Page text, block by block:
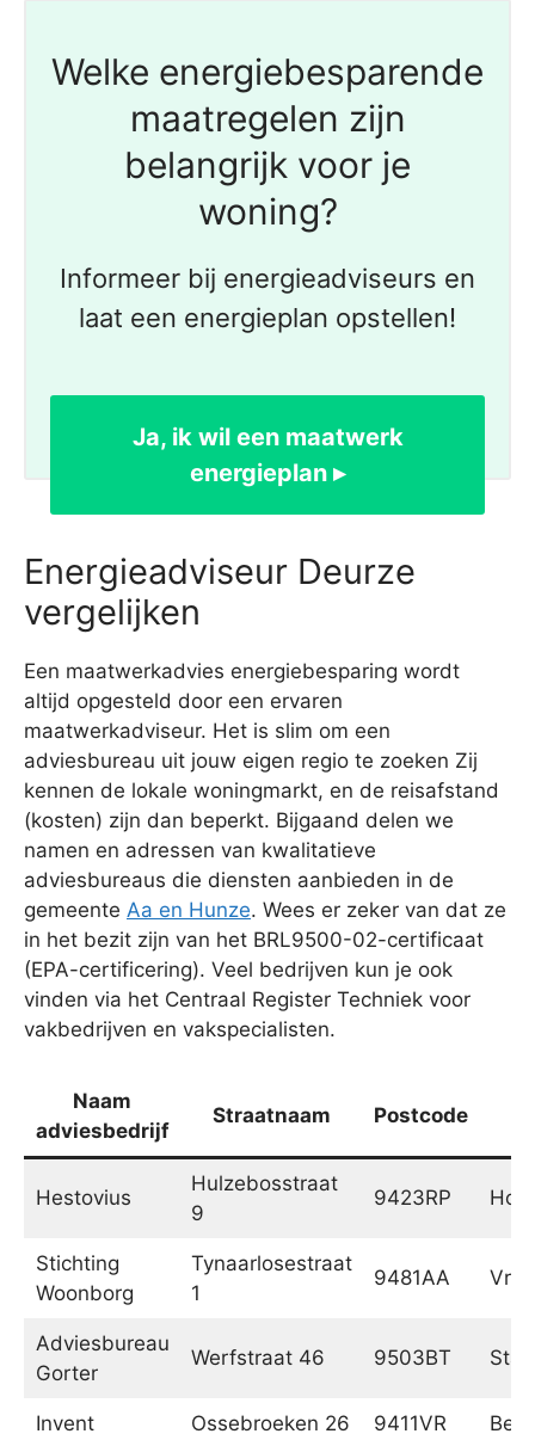
Welke energiebesparende
maatregelen zijn
belangrijk voor je
woning?
Informeer bij energieadviseurs en
laat een energieplan opstellen!
Ja, ik wil een maatwerk
energieplan ▸
Energieadviseur Deurze
vergelijken
Een maatwerkadvies energiebesparing wordt
altijd opgesteld door een ervaren
maatwerkadviseur. Het is slim om een
adviesbureau uit jouw eigen regio te zoeken Zij
kennen de lokale woningmarkt, en de reisafstand
(kosten) zijn dan beperkt. Bijgaand delen we
namen en adressen van kwalitatieve
adviesbureaus die diensten aanbieden in de
gemeente Aa en Hunze. Wees er zeker van dat ze
in het bezit zijn van het BRL9500-02-certificaat
(EPA-certificering). Veel bedrijven kun je ook
vinden via het Centraal Register Techniek voor
vakbedrijven en vakspecialisten.
Naam
adviesbedrijf
Straatnaam Postcode
Hestovius
Hulzebosstraat
9
9423RP
Stichting
Woonborg
Tynaarlosestraat
1
9481AA
Adviesbureau
Gorter
Werfstraat 46 9503BT
Invent Ossebroeken 26 9411VR